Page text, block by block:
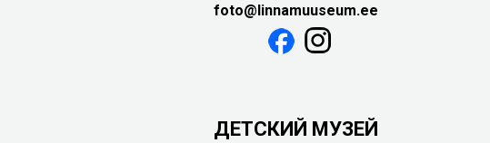
foto@linnamuuseum.ee
ДЕТСКИЙ МУЗЕЙ